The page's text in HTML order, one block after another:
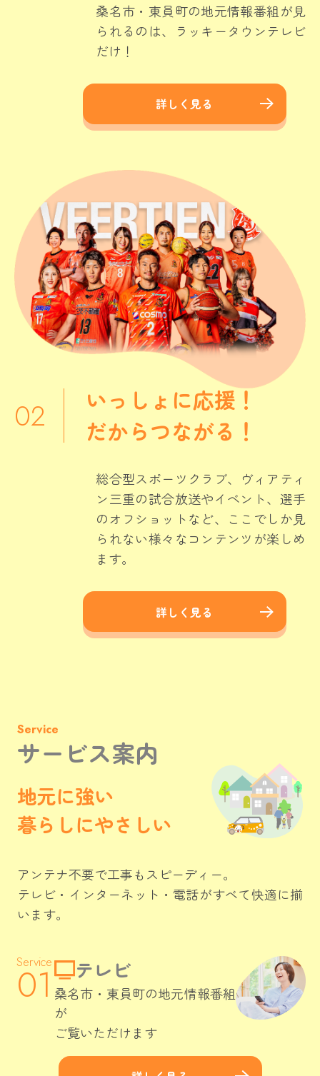
桑名市・東員町の地元情報番組が見
られるのは、ラッキータウンテレビ
だけ！
詳しく見る
いっしょに応援！
だからつながる！
総合型スポーツクラブ、ヴィアティ
ン三重の試合放送やイベント、選手
のオフショットなど、ここでしか見
られない様々なコンテンツが楽しめ
ます。
詳しく見る
Service
サービス案内
地元に強い
暮らしにやさしい
アンテナ不要で工事もスピーディー。
テレビ・インターネット・電話がすべて快適に揃
います。
テレビ
桑名市・東員町の地元情報番組
が
ご覧いただけます